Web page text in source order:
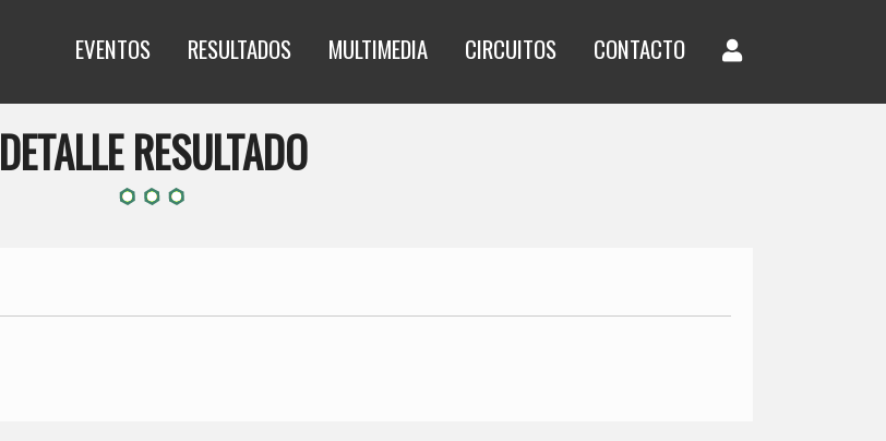
EVENTOS RESULTADOS MULTIMEDIA CIRCUITOS CONTACTO
DETALLE RESULTADO